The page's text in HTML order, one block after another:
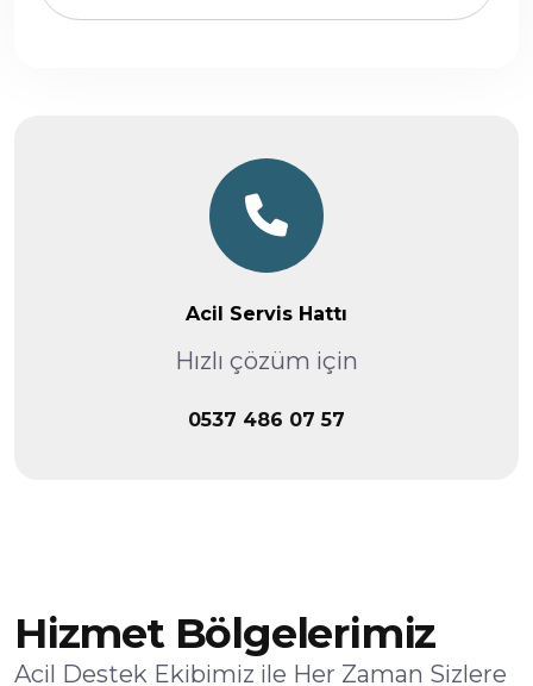
Acil Servis Hattı
Hızlı çözüm için
0537 486 07 57
Hizmet Bölgelerimiz
Acil Destek Ekibimiz ile Her Zaman Sizlere